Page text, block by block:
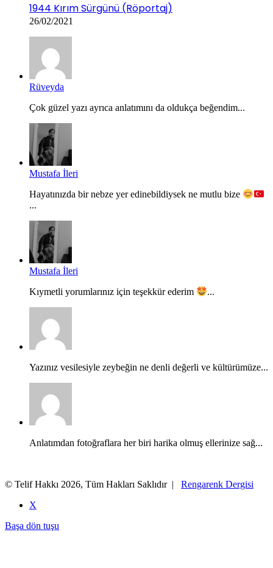
1944 Kırım Sürgünü (Röportaj)
26/02/2021
Rüveyda
Çok güzel yazı ayrıca anlatımını da oldukça beğendim...
Mustafa İleri
Hayatınızda bir nebze yer edinebildiysek ne mutlu bize
...
Mustafa İleri
Kıymetli yorumlarınız için teşekkür ederim ...
Yazınız vesilesiyle zeybeğin ne denli değerli ve kültürümüze...
Anlatımdan fotoğraflara her biri harika olmuş ellerinize sağ...
© Telif Hakkı 2026, Tüm Hakları Saklıdır | Rengarenk Dergisi
X
Başa dön tuşu